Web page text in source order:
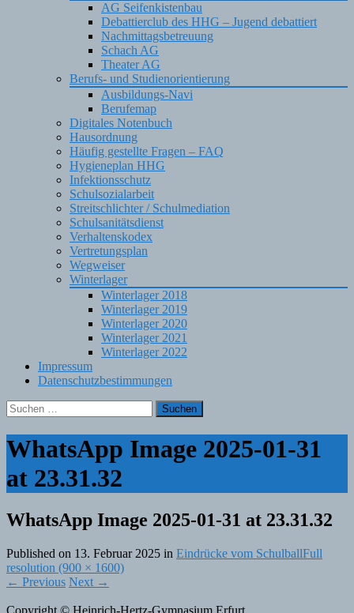
AG Seifenkistenbau
Debattierclub des HHG – Jugend debattiert
Nachmittagsbetreuung
Schach AG
Theater AG
Berufs- und Studienorientierung
Ausbildungs-Navi
Berufemap
Digitales Notenbuch
Hausordnung
Häufig gestellte Fragen – FAQ
Hygieneplan HHG
Infektionsschutz
Schulsozialarbeit
Streitschlichter / Schulmediation
Schulsanitätsdienst
Verhaltenskodex
Vertretungsplan
Wegweiser
Winterlager
Winterlager 2018
Winterlager 2019
Winterlager 2020
Winterlager 2021
Winterlager 2022
Impressum
Datenschutzbestimmungen
Suchen
nach:
WhatsApp Image 2025-01-31
at 23.31.32
WhatsApp Image 2025-01-31 at 23.31.32
Published on 13. Februar 2025 in Eindrücke vom SchulballFull
resolution (900 × 1600)
← Previous Next →